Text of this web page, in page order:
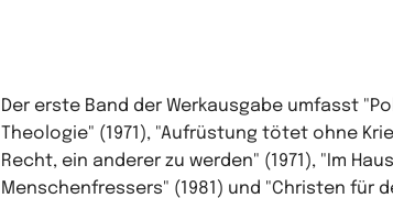
Der erste Band der Werkausgabe umfasst
Theologie" (1971), "Aufrüstung tötet ohne
Recht, ein anderer zu werden" (1971), "Im
Menschenfressers" (1981) und "Christen für